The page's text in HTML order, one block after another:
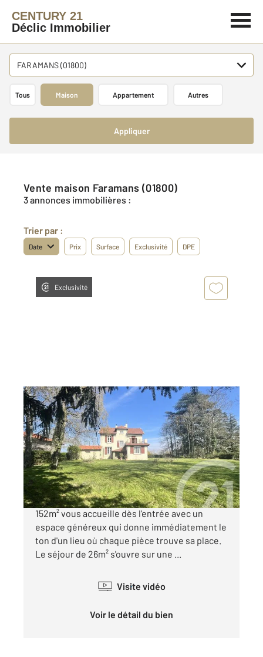
CENTURY 21
Déclic Immobilier
FARAMANS (01800)
Tous Maison Appartement Autres
Appliquer
Vente maison Faramans (01800)
3 annonces immobilières :
Trier par :
Date Prix Surface Exclusivité DPE
Exclusivité
FARAMANS 01
152 m 2, 8 pièces
Ref : 5765
Maison à vendre
400 000 €
Nichée au cœur de Faramans, cette maison de
152m² vous accueille dès l'entrée avec un
espace généreux qui donne immédiatement le
ton d'un lieu où chaque pièce trouve sa place.
Le séjour de 26m² s'ouvre sur une ...
Visite vidéo
Voir le détail du bien